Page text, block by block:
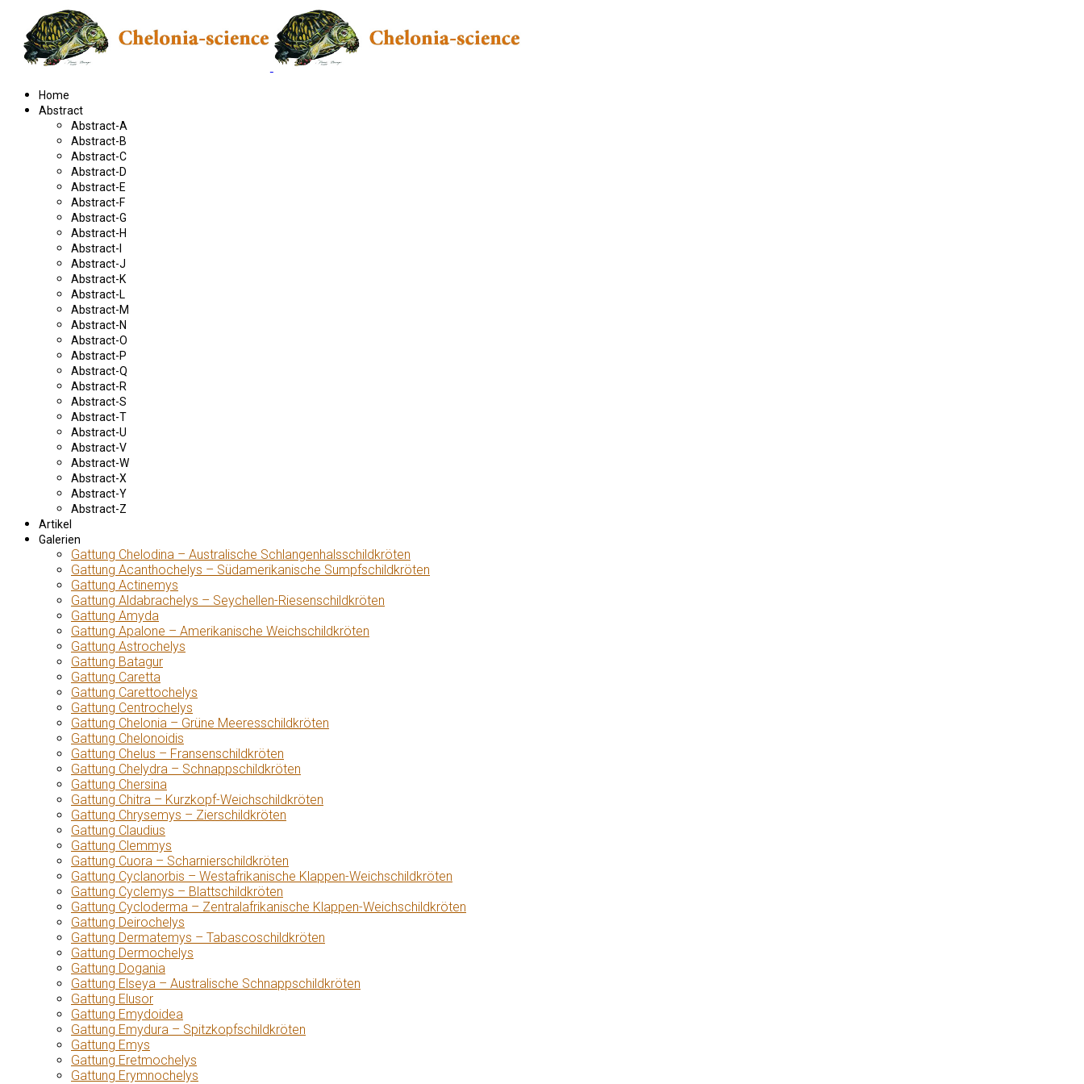
Home
Abstract
Abstract-A
Abstract-B
Abstract-C
Abstract-D
Abstract-E
Abstract-F
Abstract-G
Abstract-H
Abstract-I
Abstract-J
Abstract-K
Abstract-L
Abstract-M
Abstract-N
Abstract-O
Abstract-P
Abstract-Q
Abstract-R
Abstract-S
Abstract-T
Abstract-U
Abstract-V
Abstract-W
Abstract-X
Abstract-Y
Abstract-Z
Artikel
Galerien
Gattung Chelodina – Australische Schlangenhalsschildkröten
Gattung Acanthochelys – Südamerikanische Sumpfschildkröten
Gattung Actinemys
Gattung Aldabrachelys – Seychellen-Riesenschildkröten
Gattung Amyda
Gattung Apalone – Amerikanische Weichschildkröten
Gattung Astrochelys
Gattung Batagur
Gattung Caretta
Gattung Carettochelys
Gattung Centrochelys
Gattung Chelonia – Grüne Meeresschildkröten
Gattung Chelonoidis
Gattung Chelus – Fransenschildkröten
Gattung Chelydra – Schnappschildkröten
Gattung Chersina
Gattung Chitra – Kurzkopf-Weichschildkröten
Gattung Chrysemys – Zierschildkröten
Gattung Claudius
Gattung Clemmys
Gattung Cuora – Scharnierschildkröten
Gattung Cyclanorbis – Westafrikanische Klappen-Weichschildkröten
Gattung Cyclemys – Blattschildkröten
Gattung Cycloderma – Zentralafrikanische Klappen-Weichschildkröten
Gattung Deirochelys
Gattung Dermatemys – Tabascoschildkröten
Gattung Dermochelys
Gattung Dogania
Gattung Elseya – Australische Schnappschildkröten
Gattung Elusor
Gattung Emydoidea
Gattung Emydura – Spitzkopfschildkröten
Gattung Emys
Gattung Eretmochelys
Gattung Erymnochelys